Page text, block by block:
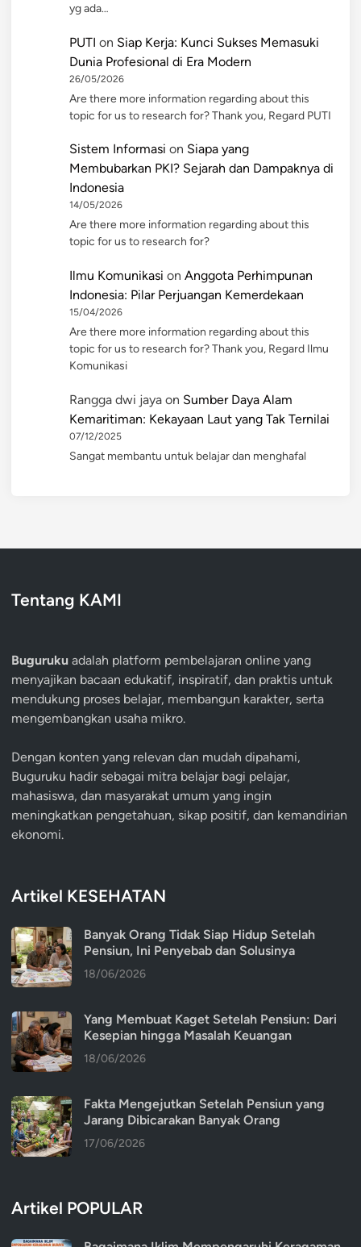
yg ada…
PUTI on Siap Kerja: Kunci Sukses Memasuki
Dunia Profesional di Era Modern
26/05/2026
Are there more information regarding about this
topic for us to research for? Thank you, Regard PUTI
Sistem Informasi on Siapa yang
Membubarkan PKI? Sejarah dan Dampaknya di
Indonesia
14/05/2026
Are there more information regarding about this
topic for us to research for?
Ilmu Komunikasi on Anggota Perhimpunan
Indonesia: Pilar Perjuangan Kemerdekaan
15/04/2026
Are there more information regarding about this
topic for us to research for? Thank you, Regard Ilmu
Komunikasi
Rangga dwi jaya on Sumber Daya Alam
Kemaritiman: Kekayaan Laut yang Tak Ternilai
07/12/2025
Sangat membantu untuk belajar dan menghafal
Tentang KAMI
Buguruku adalah platform pembelajaran online yang
menyajikan bacaan edukatif, inspiratif, dan praktis untuk
mendukung proses belajar, membangun karakter, serta
mengembangkan usaha mikro.
Dengan konten yang relevan dan mudah dipahami,
Buguruku hadir sebagai mitra belajar bagi pelajar,
mahasiswa, dan masyarakat umum yang ingin
meningkatkan pengetahuan, sikap positif, dan kemandirian
ekonomi.
Artikel KESEHATAN
Banyak Orang Tidak Siap Hidup Setelah
Pensiun, Ini Penyebab dan Solusinya
18/06/2026
Yang Membuat Kaget Setelah Pensiun: Dari
Kesepian hingga Masalah Keuangan
18/06/2026
Fakta Mengejutkan Setelah Pensiun yang
Jarang Dibicarakan Banyak Orang
17/06/2026
Artikel POPULAR